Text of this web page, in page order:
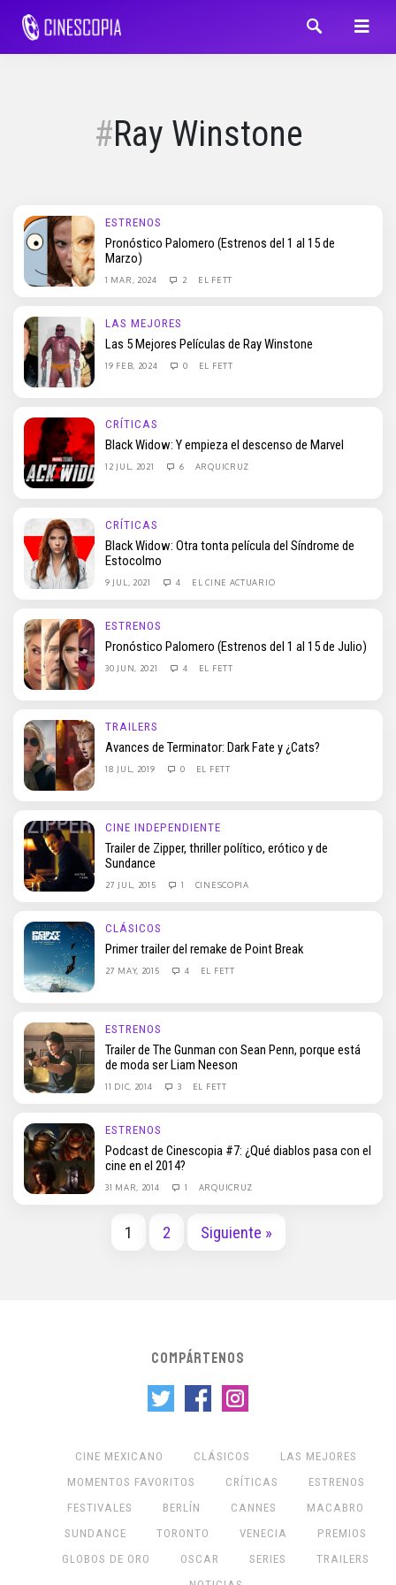
Ray Winstone
ESTRENOS
Pronóstico Palomero (Estrenos del 1 al 15 de
Marzo)
1 MAR, 2024 2 EL FETT
LAS MEJORES
Las 5 Mejores Películas de Ray Winstone
19 FEB, 2024 0 EL FETT
CRÍTICAS
Black Widow: Y empieza el descenso de Marvel
12 JUL, 2021 6 ARQUICRUZ
CRÍTICAS
Black Widow: Otra tonta película del Síndrome de
Estocolmo
9 JUL, 2021 4 EL CINE ACTUARIO
ESTRENOS
Pronóstico Palomero (Estrenos del 1 al 15 de Julio)
30 JUN, 2021 4 EL FETT
TRAILERS
Avances de Terminator: Dark Fate y ¿Cats?
18 JUL, 2019 0 EL FETT
CINE INDEPENDIENTE
Trailer de Zipper, thriller político, erótico y de
Sundance
27 JUL, 2015 1 CINESCOPIA
CLÁSICOS
Primer trailer del remake de Point Break
27 MAY, 2015 4 EL FETT
ESTRENOS
Trailer de The Gunman con Sean Penn, porque está
de moda ser Liam Neeson
11 DIC, 2014 3 EL FETT
ESTRENOS
Podcast de Cinescopia #7: ¿Qué diablos pasa con el
cine en el 2014?
31 MAR, 2014 1 ARQUICRUZ
1 2 Siguiente »
COMPÁRTENOS
CINE MEXICANO CLÁSICOS
LAS MEJORES
MOMENTOS FAVORITOS
CRÍTICAS
ESTRENOS
FESTIVALES
BERLÍN CANNES
MACABRO
SUNDANCE
TORONTO VENECIA
PREMIOS
GLOBOS DE ORO
OSCAR SERIES
TRAILERS